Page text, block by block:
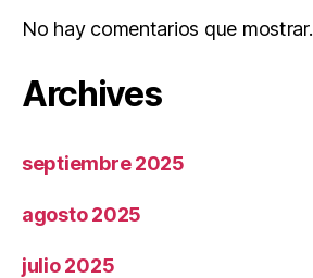
No hay comentarios que mostrar.
Archives
septiembre 2025
agosto 2025
julio 2025